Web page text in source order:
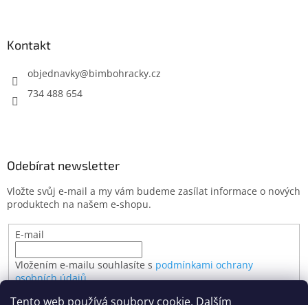
Tento web používá soubory cookie. Dalším
Kontakt
objednavky@bimbohracky.cz
734 488 654
Odebírat newsletter
Vložte svůj e-mail a my vám budeme zasílat informace o nových
produktech na našem e-shopu.
E-mail
Vložením e-mailu souhlasíte s podmínkami ochrany
osobních údajů